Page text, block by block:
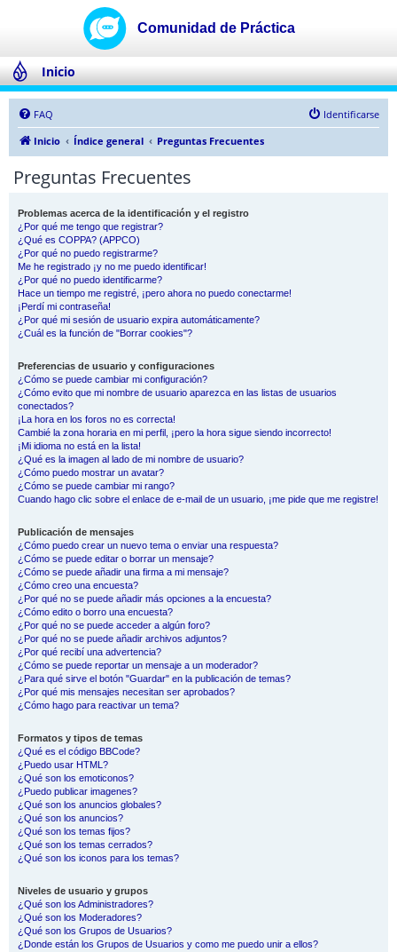
Inicio
FAQ
Identificarse
Inicio
Índice general Preguntas Frecuentes
Preguntas Frecuentes
Problemas acerca de la identificación y el registro
¿Por qué me tengo que registrar?
¿Qué es COPPA? (APPCO)
¿Por qué no puedo registrarme?
Me he registrado ¡y no me puedo identificar!
¿Por qué no puedo identificarme?
Hace un tiempo me registré, ¡pero ahora no puedo conectarme!
¡Perdí mi contraseña!
¿Por qué mi sesión de usuario expira automáticamente?
¿Cuál es la función de "Borrar cookies"?
Preferencias de usuario y configuraciones
¿Cómo se puede cambiar mi configuración?
¿Cómo evito que mi nombre de usuario aparezca en las listas de usuarios
conectados?
¡La hora en los foros no es correcta!
Cambié la zona horaria en mi perfil, ¡pero la hora sigue siendo incorrecto!
¡Mi idioma no está en la lista!
¿Qué es la imagen al lado de mi nombre de usuario?
¿Cómo puedo mostrar un avatar?
¿Cómo se puede cambiar mi rango?
Cuando hago clic sobre el enlace de e-mail de un usuario, ¡me pide que me registre!
Publicación de mensajes
¿Cómo puedo crear un nuevo tema o enviar una respuesta?
¿Cómo se puede editar o borrar un mensaje?
¿Cómo se puede añadir una firma a mi mensaje?
¿Cómo creo una encuesta?
¿Por qué no se puede añadir más opciones a la encuesta?
¿Cómo edito o borro una encuesta?
¿Por qué no se puede acceder a algún foro?
¿Por qué no se puede añadir archivos adjuntos?
¿Por qué recibí una advertencia?
¿Cómo se puede reportar un mensaje a un moderador?
¿Para qué sirve el botón "Guardar" en la publicación de temas?
¿Por qué mis mensajes necesitan ser aprobados?
¿Cómo hago para reactivar un tema?
Formatos y tipos de temas
¿Qué es el código BBCode?
¿Puedo usar HTML?
¿Qué son los emoticonos?
¿Puedo publicar imagenes?
¿Qué son los anuncios globales?
¿Qué son los anuncios?
¿Qué son los temas fijos?
¿Qué son los temas cerrados?
¿Qué son los iconos para los temas?
Niveles de usuario y grupos
¿Qué son los Administradores?
¿Qué son los Moderadores?
¿Qué son los Grupos de Usuarios?
¿Donde están los Grupos de Usuarios y como me puedo unir a ellos?